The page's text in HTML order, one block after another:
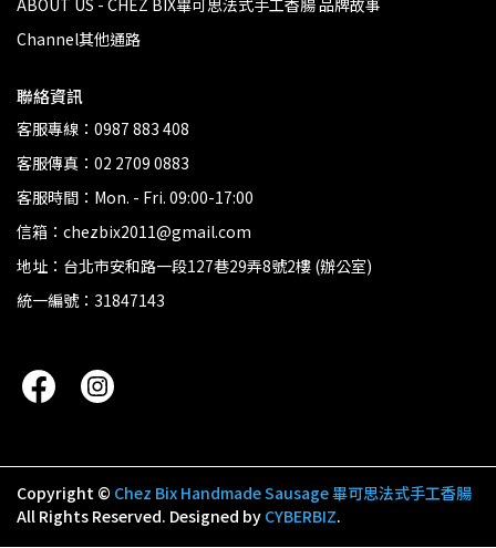
ABOUT US - CHEZ BIX畢可思法式手工香腸 品牌故事
Channel其他通路
聯絡資訊
客服專線：0987 883 408
客服傳真：02 2709 0883
客服時間：Mon. - Fri. 09:00-17:00
信箱：chezbix2011@gmail.com
地址：台北市安和路一段127巷29弄8號2樓 (辦公室)
統一編號：31847143
Copyright © Chez Bix Handmade Sausage 畢可思法式手工香腸
All Rights Reserved. Designed by CYBERBIZ.